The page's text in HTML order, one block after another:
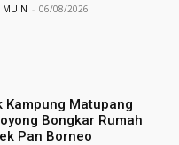
MUIN - 06/08/2026
Kampung Matupang
Bongkar Rumah
Pan Borneo